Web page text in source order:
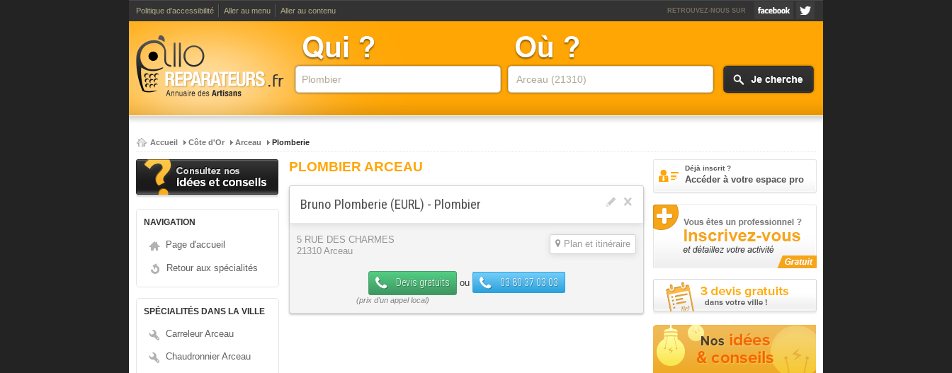
Politique d'accessibilité Aller au menu Aller au contenu RETROUVEZ-NOUS SUR
Accueil Côte d'Or Arceau Plomberie
NAVIGATION
Page d'accueil
Retour aux spécialités
SPÉCIALITÉS DANS LA VILLE
Carreleur Arceau
Chaudronnier Arceau
PLOMBIER ARCEAU
Bruno Plomberie (EURL) - Plombier
Plan et itinéraire
5 RUE DES CHARMES
21310 Arceau
Devis gratuits ou 03 80 37 03 03
Déjà inscrit ?
Accéder à votre espace pro